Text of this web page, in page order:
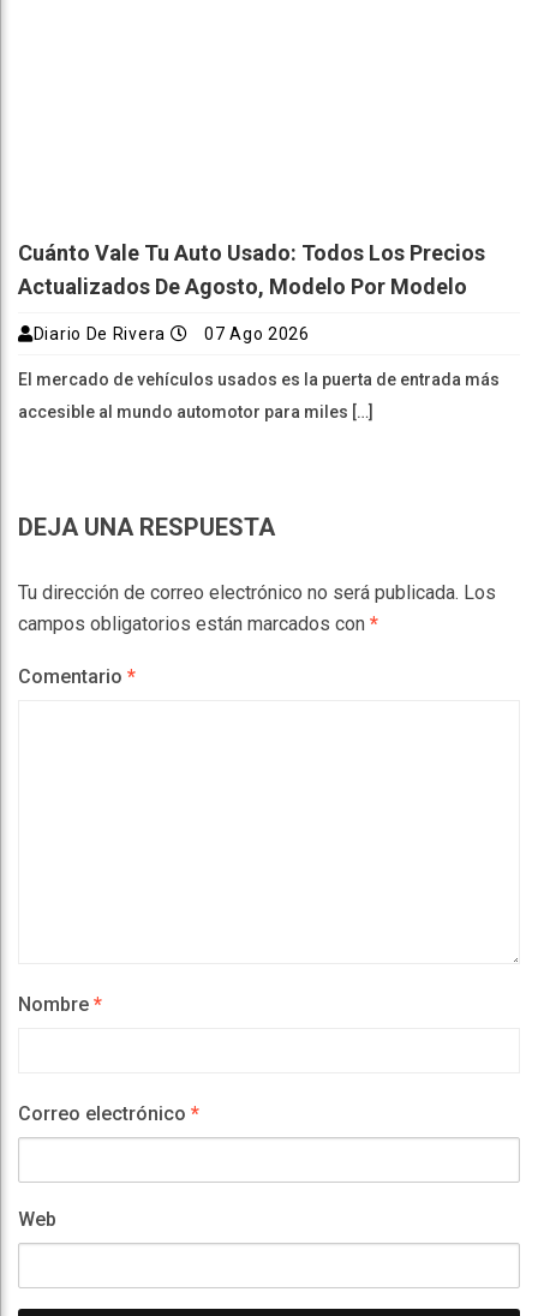
Cuánto Vale Tu Auto Usado: Todos Los Precios
Actualizados De Agosto, Modelo Por Modelo
Diario De Rivera 07 Ago 2026
El mercado de vehículos usados es la puerta de entrada más
accesible al mundo automotor para miles […]
DEJA UNA RESPUESTA
Tu dirección de correo electrónico no será publicada. Los
campos obligatorios están marcados con *
Comentario *
Nombre *
Correo electrónico *
Web